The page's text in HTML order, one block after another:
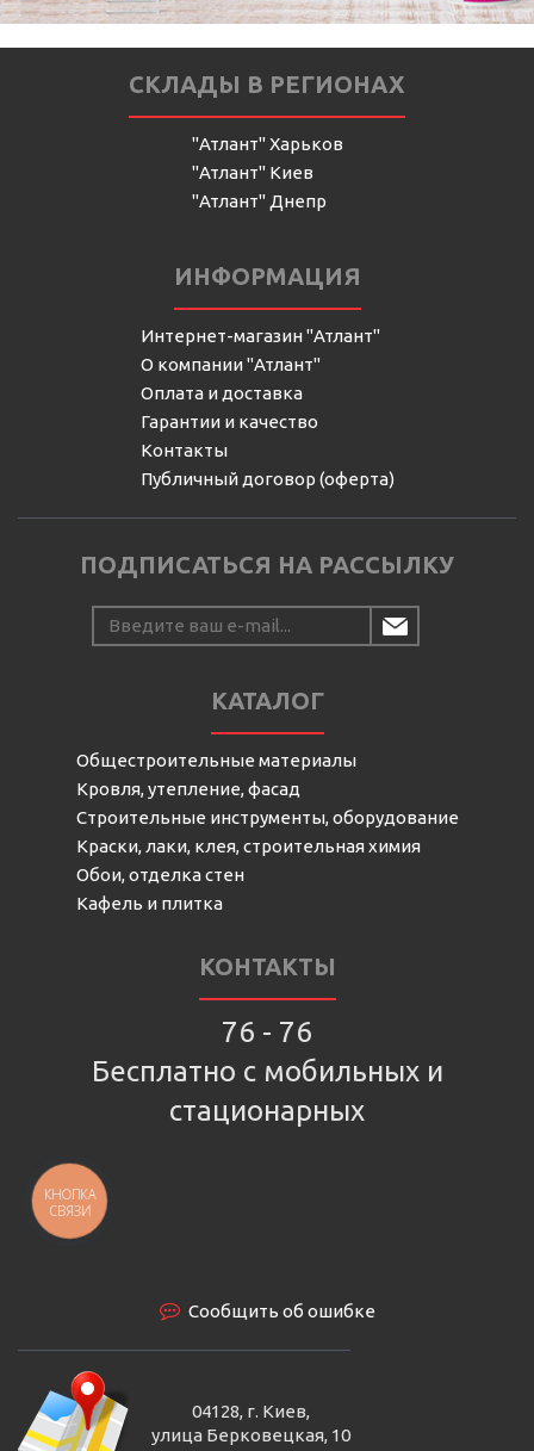
СКЛАДЫ В РЕГИОНАХ
"Атлант" Харьков
"Атлант" Киев
"Атлант" Днепр
ИНФОРМАЦИЯ
Интернет-магазин "Атлант"
О компании "Атлант"
Оплата и доставка
Гарантии и качество
Контакты
Публичный договор (оферта)
ПОДПИСАТЬСЯ НА РАССЫЛКУ
КАТАЛОГ
Общестроительные материалы
Кровля, утепление, фасад
Строительные инструменты, оборудование
Краски, лаки, клея, строительная химия
Обои, отделка стен
Кафель и плитка
КОНТАКТЫ
76 - 76
Бесплатно с мобильных и
стационарных
Сообщить об ошибке
04128, г. Киев,
улица Берковецкая, 10
КНОПКА
СВЯЗИ